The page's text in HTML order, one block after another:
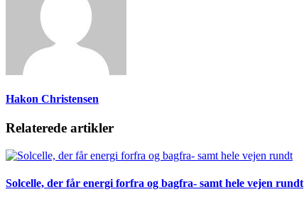
Hakon Christensen
Relaterede artikler
Solcelle, der får energi forfra og bagfra- samt hele vejen rundt